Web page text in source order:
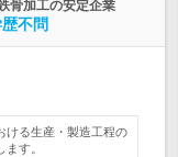
骨加工の安定企業
不問
ける生産・製造工程の
す。